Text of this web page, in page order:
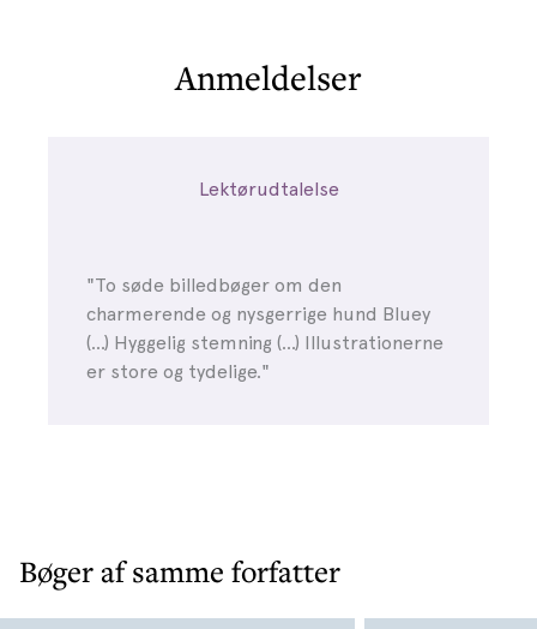
Anmeldelser
Lektørudtalelse
"To søde billedbøger om den
charmerende og nysgerrige hund Bluey
(...) Hyggelig stemning (...) Illustrationerne
er store og tydelige."
Bøger af samme forfatter